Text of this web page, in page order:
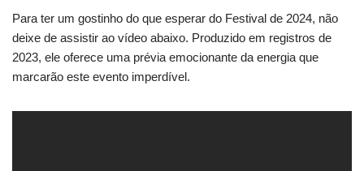
Para ter um gostinho do que esperar do Festival de 2024, não
deixe de assistir ao vídeo abaixo. Produzido em registros de
2023, ele oferece uma prévia emocionante da energia que
marcarão este evento imperdível.